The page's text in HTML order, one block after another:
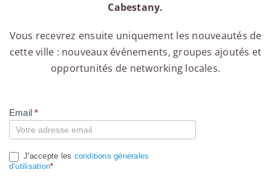
Cabestany.
Vous recevrez ensuite uniquement les nouveautés de
cette ville : nouveaux événements, groupes ajoutés et
opportunités de networking locales.
Compte
Email*
J'accepte les conditions générales
d’utilisation*